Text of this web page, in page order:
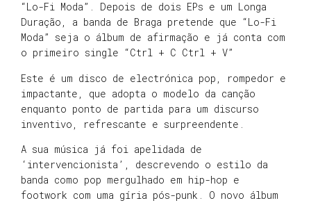
“Lo-Fi Moda”. Depois de dois EPs e um Longa
Duração, a banda de Braga pretende que “Lo-Fi
Moda” seja o álbum de afirmação e já conta com
o primeiro single “Ctrl + C Ctrl + V”
Este é um disco de electrónica pop, rompedor e
impactante, que adopta o modelo da canção
enquanto ponto de partida para um discurso
inventivo, refrescante e surpreendente.
A sua música já foi apelidada de
‘intervencionista’, descrevendo o estilo da
banda como pop mergulhado em hip-hop e
footwork com uma gíria pós-punk. O novo álbum